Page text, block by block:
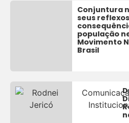
Conjuntura
seus
população
Movimento
Brasil